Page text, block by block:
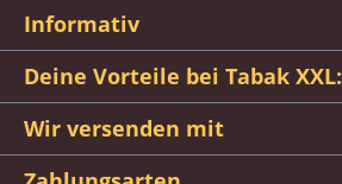
Informativ
Deine Vorteile bei Tabak XXL:
Wir versenden mit